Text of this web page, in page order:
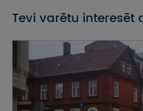
Tevi varētu